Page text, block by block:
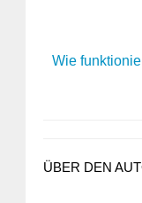
Wie
ÜBER DEN